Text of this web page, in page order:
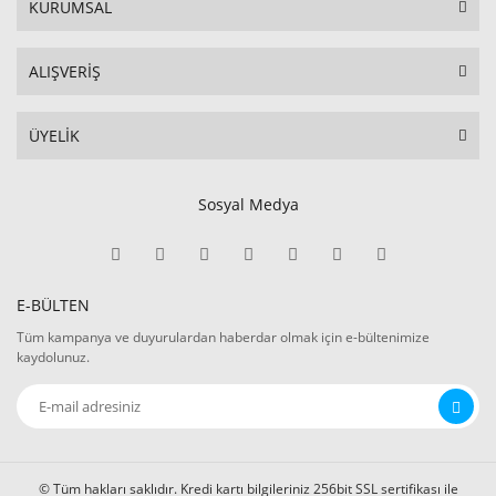
KURUMSAL
ALIŞVERİŞ
ÜYELİK
Sosyal Medya
E-BÜLTEN
Tüm kampanya ve duyurulardan haberdar olmak için e-bültenimize
kaydolunuz.
© Tüm hakları saklıdır. Kredi kartı bilgileriniz 256bit SSL sertifikası ile